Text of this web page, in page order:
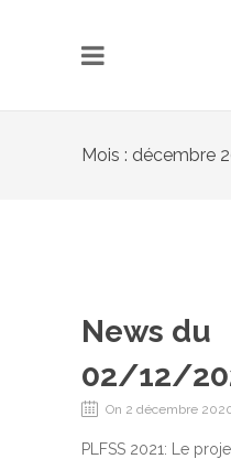
Mois : décembre
News du
02/12/
On 2 décembre
PLFSS 2021: Le